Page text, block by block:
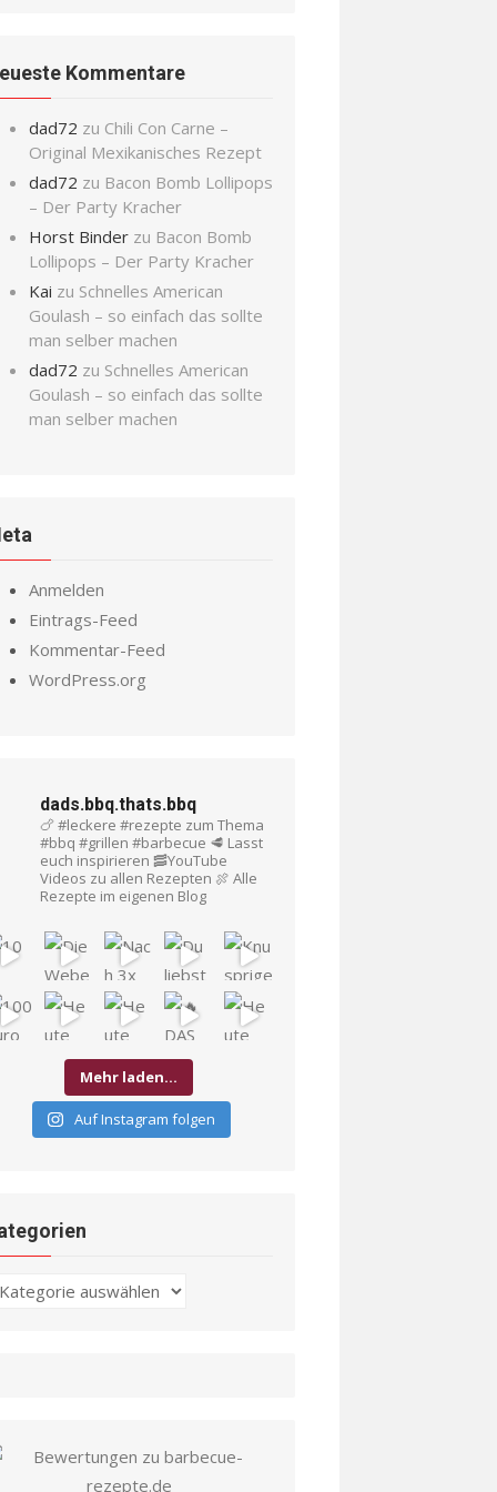
Kommentare
dad72 zu Chili Con Carne –
Original Mexikanisches Rezept
dad72 zu Bacon Bomb Lollipops
– Der Party Kracher
Horst Binder zu Bacon Bomb
Lollipops – Der Party Kracher
Kai zu Schnelles American
Goulash – so einfach das sollte
man selber machen
dad72 zu Schnelles American
Goulash – so einfach das sollte
man selber machen
Anmelden
Eintrags-Feed
Kommentar-Feed
WordPress.org
dads.bbq.thats.bbq
🍗 #leckere #rezepte zum Thema
#bbq #grillen #barbecue 🥩 Lasst
euch inspirieren 🥓YouTube
Videos zu allen Rezepten 🍖 Alle
Rezepte im eigenen Blog
Mehr laden…
Auf Instagram folgen